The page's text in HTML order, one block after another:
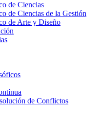
de Ciencias
de Ciencias de la Gestión
de Arte y Diseño
de Conflictos